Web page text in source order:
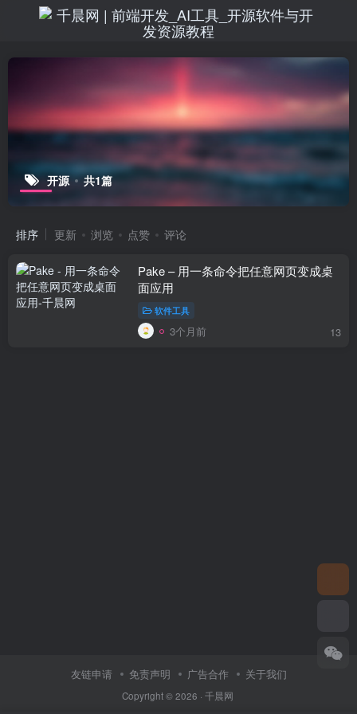
开源 共1篇
排序 更新 浏览 点赞 评论
Pake – 用一条命令把任意网页变成桌
面应用
软件工具
3个月前 13
友链申请 免责声明 广告合作 关于我们
Copyright © 2026 · 千晨网